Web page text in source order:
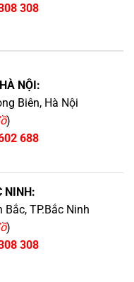
308
NỘI:
Biên, Hà Nội
)
688
NINH:
TP.Bắc Ninh
)
308